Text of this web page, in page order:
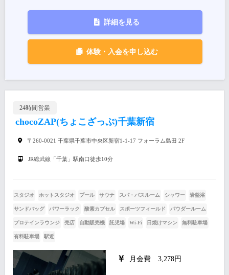
詳細を見る
体験・入会を申し込む
24時間営業
chocoZAP(ちょこざっぷ)千葉新宿
〒260-0021 千葉県千葉市中央区新宿1-1-17 フォーラム島田 2F
JR総武線「千葉」駅南口徒歩10分
スタジオ ホットスタジオ プール サウナ スパ・バスルーム シャワー 岩盤浴
サンドバッグ パワーラック 酸素カプセル スポーツフィールド パウダールーム
プロテインラウンジ 売店 自動販売機 託児場 Wi-Fi 日焼けマシン 無料駐車場
有料駐車場 駅近
月会費 3,278円